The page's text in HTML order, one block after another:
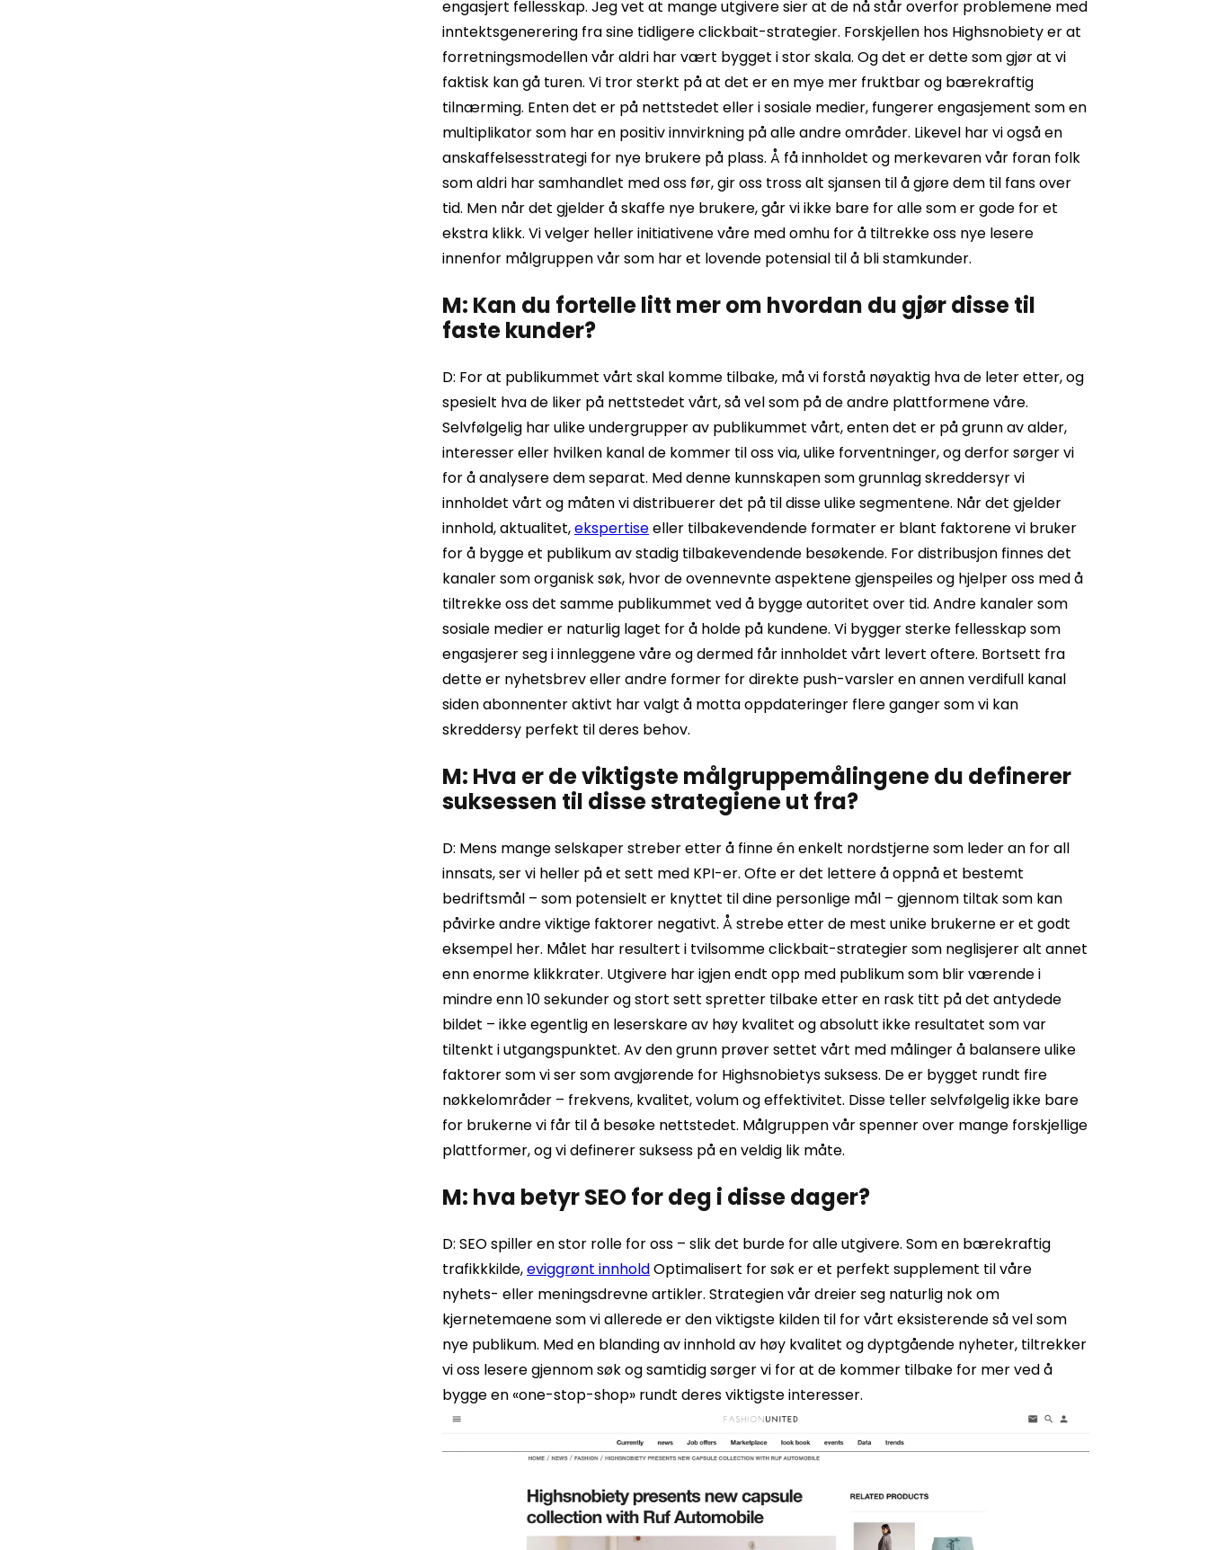
engasjert fellesskap. Jeg vet at mange utgivere sier at de nå står overfor problemene med
inntektsgenerering fra sine tidligere clickbait-strategier. Forskjellen hos Highsnobiety er at
forretningsmodellen vår aldri har vært bygget i stor skala. Og det er dette som gjør at vi
faktisk kan gå turen. Vi tror sterkt på at det er en mye mer fruktbar og bærekraftig
tilnærming. Enten det er på nettstedet eller i sosiale medier, fungerer engasjement som en
multiplikator som har en positiv innvirkning på alle andre områder. Likevel har vi også en
anskaffelsesstrategi for nye brukere på plass. Å få innholdet og merkevaren vår foran folk
som aldri har samhandlet med oss ​​før, gir oss tross alt sjansen til å gjøre dem til fans over
tid. Men når det gjelder å skaffe nye brukere, går vi ikke bare for alle som er gode for et
ekstra klikk. Vi velger heller initiativene våre med omhu for å tiltrekke oss nye lesere
innenfor målgruppen vår som har et lovende potensial til å bli stamkunder.
M: Kan du fortelle litt mer om hvordan du gjør disse til
faste kunder?
D: For at publikummet vårt skal komme tilbake, må vi forstå nøyaktig hva de leter etter, og
spesielt hva de liker på nettstedet vårt, så vel som på de andre plattformene våre.
Selvfølgelig har ulike undergrupper av publikummet vårt, enten det er på grunn av alder,
interesser eller hvilken kanal de kommer til oss via, ulike forventninger, og derfor sørger vi
for å analysere dem separat. Med denne kunnskapen som grunnlag skreddersyr vi
innholdet vårt og måten vi distribuerer det på til disse ulike segmentene. Når det gjelder
innhold, aktualitet,ekspertiseeller tilbakevendende formater er blant faktorene vi bruker
for å bygge et publikum av stadig tilbakevendende besøkende. For distribusjon finnes det
kanaler som organisk søk, hvor de ovennevnte aspektene gjenspeiles og hjelper oss med å
tiltrekke oss det samme publikummet ved å bygge autoritet over tid. Andre kanaler som
sosiale medier er naturlig laget for å holde på kundene. Vi bygger sterke fellesskap som
engasjerer seg i innleggene våre og dermed får innholdet vårt levert oftere. Bortsett fra
dette er nyhetsbrev eller andre former for direkte push-varsler en annen verdifull kanal
siden abonnenter aktivt har valgt å motta oppdateringer flere ganger som vi kan
skreddersy perfekt til deres behov.
M: Hva er de viktigste målgruppemålingene du definerer
suksessen til disse strategiene ut fra?
D: Mens mange selskaper streber etter å finne én enkelt nordstjerne som leder an for all
innsats, ser vi heller på et sett med KPI-er. Ofte er det lettere å oppnå et bestemt
bedriftsmål – som potensielt er knyttet til dine personlige mål – gjennom tiltak som kan
påvirke andre viktige faktorer negativt. Å strebe etter de mest unike brukerne er et godt
eksempel her. Målet har resultert i tvilsomme clickbait-strategier som neglisjerer alt annet
enn enorme klikkrater. Utgivere har igjen endt opp med publikum som blir værende i
mindre enn 10 sekunder og stort sett spretter tilbake etter en rask titt på det antydede
bildet – ikke egentlig en leserskare av høy kvalitet og absolutt ikke resultatet som var
tiltenkt i utgangspunktet. Av den grunn prøver settet vårt med målinger å balansere ulike
faktorer som vi ser som avgjørende for Highsnobietys suksess. De er bygget rundt fire
nøkkelområder – frekvens, kvalitet, volum og effektivitet. Disse teller selvfølgelig ikke bare
for brukerne vi får til å besøke nettstedet. Målgruppen vår spenner over mange forskjellige
plattformer, og vi definerer suksess på en veldig lik måte.
M: hva betyr SEO for deg i disse dager?
D: SEO spiller en stor rolle for oss – slik det burde for alle utgivere. Som en bærekraftig
trafikkkilde,eviggrønt innholdOptimalisert for søk er et perfekt supplement til våre
nyhets- eller meningsdrevne artikler. Strategien vår dreier seg naturlig nok om
kjernetemaene som vi allerede er den viktigste kilden til for vårt eksisterende så vel som
nye publikum. Med en blanding av innhold av høy kvalitet og dyptgående nyheter, tiltrekker
vi oss lesere gjennom søk og samtidig sørger vi for at de kommer tilbake for mer ved å
bygge en «one-stop-shop» rundt deres viktigste interesser.